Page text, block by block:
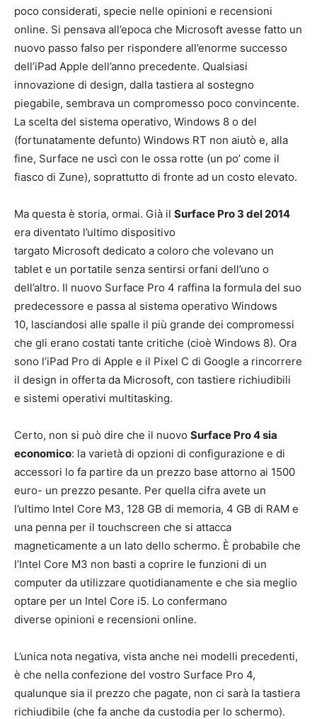
poco considerati, specie nelle opinioni e recensioni
online. Si pensava all’epoca che Microsoft avesse fatto un
nuovo passo falso per rispondere all’enorme successo
dell’iPad Apple dell’anno precedente. Qualsiasi
innovazione di design, dalla tastiera al sostegno
piegabile, sembrava un compromesso poco convincente.
La scelta del sistema operativo, Windows 8 o del
(fortunatamente defunto) Windows RT non aiutò e, alla
fine, Surface ne uscì con le ossa rotte (un po’ come il
fiasco di Zune), soprattutto di fronte ad un costo elevato.
Ma questa è storia, ormai. Già il Surface Pro 3 del 2014
era diventato l’ultimo dispositivo
targato Microsoft dedicato a coloro che volevano un
tablet e un portatile senza sentirsi orfani dell’uno o
dell’altro. Il nuovo Surface Pro 4 raffina la formula del suo
predecessore e passa al sistema operativo Windows
10, lasciandosi alle spalle il più grande dei compromessi
che gli erano costati tante critiche (cioè Windows 8). Ora
sono l’iPad Pro di Apple e il Pixel C di Google a rincorrere
il design in offerta da Microsoft, con tastiere richiudibili
e sistemi operativi multitasking.
Certo, non si può dire che il nuovo Surface Pro 4 sia
economico: la varietà di opzioni di configurazione e di
accessori lo fa partire da un prezzo base attorno ai 1500
euro- un prezzo pesante. Per quella cifra avete un
l’ultimo Intel Core M3, 128 GB di memoria, 4 GB di RAM e
una penna per il touchscreen che si attacca
magneticamente a un lato dello schermo. È probabile che
l’Intel Core M3 non basti a coprire le funzioni di un
computer da utilizzare quotidianamente e che sia meglio
optare per un Intel Core i5. Lo confermano
diverse opinioni e recensioni online.
L’unica nota negativa, vista anche nei modelli precedenti,
è che nella confezione del vostro Surface Pro 4,
qualunque sia il prezzo che pagate, non ci sarà la tastiera
richiudibile (che fa anche da custodia per lo schermo).